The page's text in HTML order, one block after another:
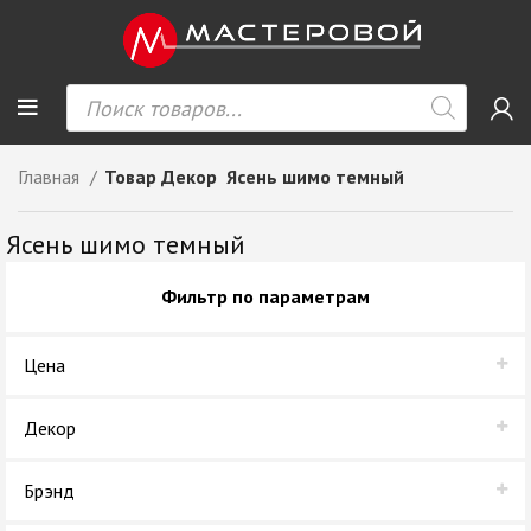
Главная Товар Декор Ясень шимо темный
Ясень шимо темный
Фильтр по параметрам
Цена
Декор
Брэнд